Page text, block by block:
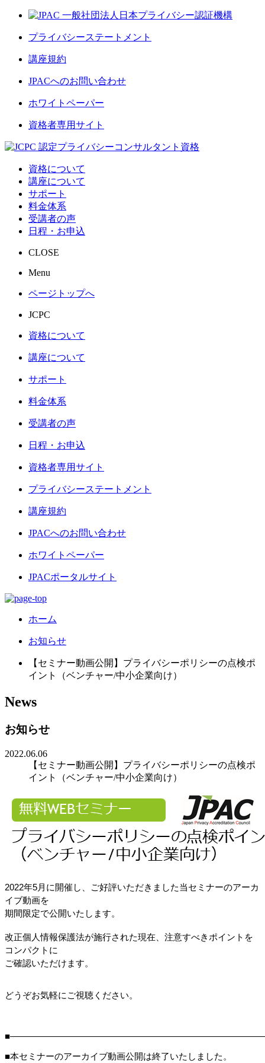
プライバシーステートメント
講座規約
JPACへのお問い合わせ
ホワイトペーパー
資格者専用サイト
資格について
講座について
サポート
料金体系
受講者の声
日程・お申込
CLOSE
Menu
ページトップへ
JCPC
資格について
講座について
サポート
料金体系
受講者の声
日程・お申込
資格者専用サイト
プライバシーステートメント
講座規約
JPACへのお問い合わせ
ホワイトペーパー
JPACポータルサイト
ホーム
お知らせ
【セミナー動画公開】プライバシーポリシーの点検ポ
イント（ベンチャー/中小企業向け）
News
お知らせ
2022.06.06
【セミナー動画公開】プライバシーポリシーの点検ポ
イント（ベンチャー/中小企業向け）
2022年5月に開催し、ご好評いただきました当セミナーのアーカ
イブ動画を
期間限定で公開いたします。
改正個人情報保護法が施行された現在、注意すべきポイントを
コンパクトに
ご確認いただけます。
どうぞお気軽にご視聴ください。
■本セミナーのアーカイブ動画公開は終了いたしました。